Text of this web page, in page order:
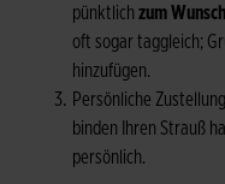
pünktlich zum
oft sogar taggleich;
hinzufügen.
Persönliche
binden Ihren Strauß
persönlich.